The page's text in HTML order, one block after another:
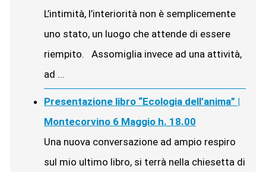
L’intimità, l’interiorità non è semplicemente
uno stato, un luogo che attende di essere
riempito. Assomiglia invece ad una attività,
ad ...
Presentazione libro “Ecologia dell’anima” |
Montecorvino 6 Maggio h. 18.00
Una nuova conversazione ad ampio respiro
sul mio ultimo libro, si terrà nella chiesetta di